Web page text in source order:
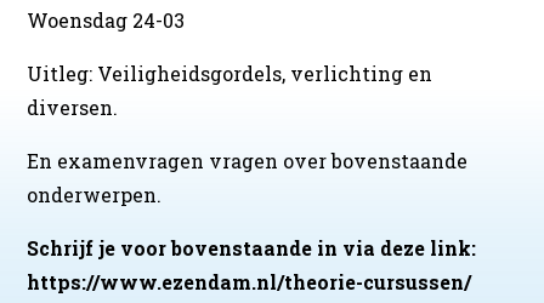
Woensdag 24-03
Uitleg: Veiligheidsgordels, verlichting en
diversen.
En examenvragen vragen over bovenstaande
onderwerpen.
Schrijf je voor bovenstaande in via deze link:
https://www.ezendam.nl/theorie-cursussen/